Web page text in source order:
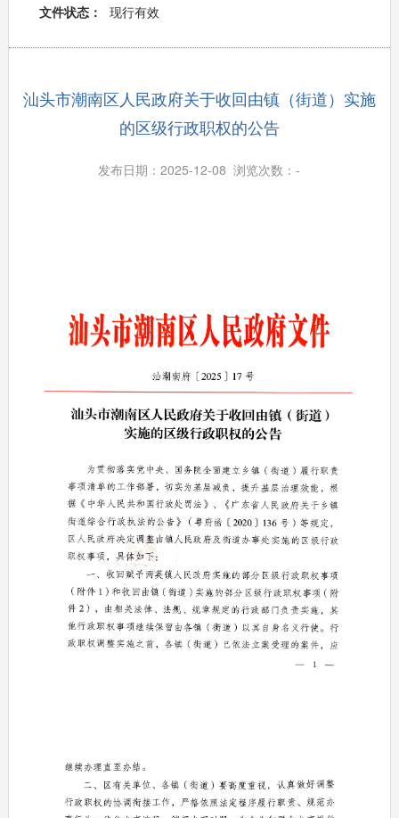
文件状态：
现行有效
汕头市潮南区人民政府关于收回由镇（街道）实施
的区级行政职权的公告
发布日期：2025-12-08 浏览次数：-